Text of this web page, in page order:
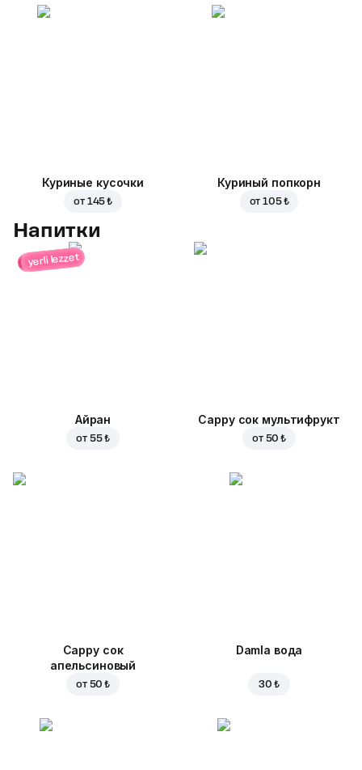
Куриные кусочки
от 145 ₺
Куриный попкорн
от105 ₺
Напитки
yerli lezzet
Айран
от55 ₺
Cappy сок мультифрукт
от 50 ₺
Cappy сок
апельсиновый
от 50 ₺
Damla вода
30 ₺